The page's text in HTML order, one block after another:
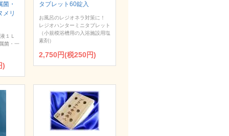
・
メリ
１Ｌ
菌・一
)
タブレット60錠入
お風呂のレジオネラ対策に！
レジオハンターミニタブレット
（小規模浴槽用の入浴施設用塩
素剤）
2,750円(税250円)